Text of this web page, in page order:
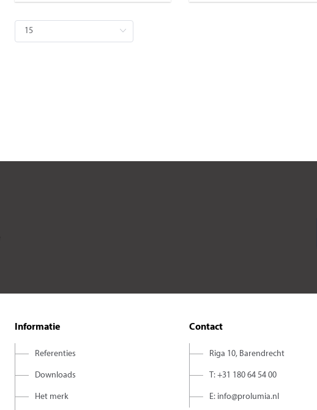
Informatie
Referenties
Downloads
Het merk
Contact
Riga 10, Barendrecht
T: +31 180 64 54 00
E: info@prolumia.nl